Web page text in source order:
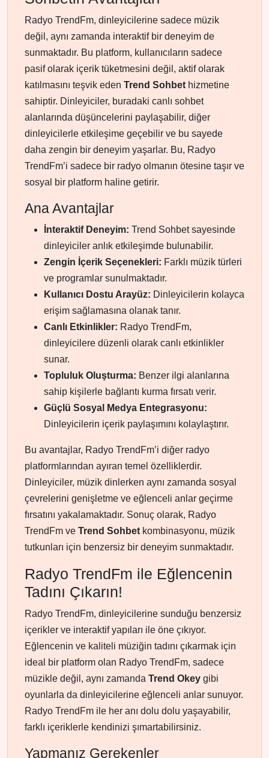
Radyo TrendFm, dinleyicilerine sadece müzik
değil, aynı zamanda interaktif bir deneyim de
sunmaktadır. Bu platform, kullanıcıların sadece
pasif olarak içerik tüketmesini değil, aktif olarak
katılmasını teşvik eden Trend Sohbet hizmetine
sahiptir. Dinleyiciler, buradaki canlı sohbet
alanlarında düşüncelerini paylaşabilir, diğer
dinleyicilerle etkileşime geçebilir ve bu sayede
daha zengin bir deneyim yaşarlar. Bu, Radyo
TrendFm’i sadece bir radyo olmanın ötesine taşır ve
sosyal bir platform haline getirir.
Ana Avantajlar
İnteraktif Deneyim: Trend Sohbet sayesinde
dinleyiciler anlık etkileşimde bulunabilir.
Zengin İçerik Seçenekleri: Farklı müzik türleri
ve programlar sunulmaktadır.
Kullanıcı Dostu Arayüz: Dinleyicilerin kolayca
erişim sağlamasına olanak tanır.
Canlı Etkinlikler: Radyo TrendFm,
dinleyicilere düzenli olarak canlı etkinlikler
sunar.
Topluluk Oluşturma: Benzer ilgi alanlarına
sahip kişilerle bağlantı kurma fırsatı verir.
Güçlü Sosyal Medya Entegrasyonu:
Dinleyicilerin içerik paylaşımını kolaylaştırır.
Bu avantajlar, Radyo TrendFm’i diğer radyo
platformlarından ayıran temel özelliklerdir.
Dinleyiciler, müzik dinlerken aynı zamanda sosyal
çevrelerini genişletme ve eğlenceli anlar geçirme
fırsatını yakalamaktadır. Sonuç olarak, Radyo
TrendFm ve Trend Sohbet kombinasyonu, müzik
tutkunları için benzersiz bir deneyim sunmaktadır.
Radyo TrendFm ile Eğlencenin
Tadını Çıkarın!
Radyo TrendFm, dinleyicilerine sunduğu benzersiz
içerikler ve interaktif yapıları ile öne çıkıyor.
Eğlencenin ve kaliteli müziğin tadını çıkarmak için
ideal bir platform olan Radyo TrendFm, sadece
müzikle değil, aynı zamanda Trend Okey gibi
oyunlarla da dinleyicilerine eğlenceli anlar sunuyor.
Radyo TrendFm ile her anı dolu dolu yaşayabilir,
farklı içeriklerle kendinizi şımartabilirsiniz.
Yapmanız Gerekenler